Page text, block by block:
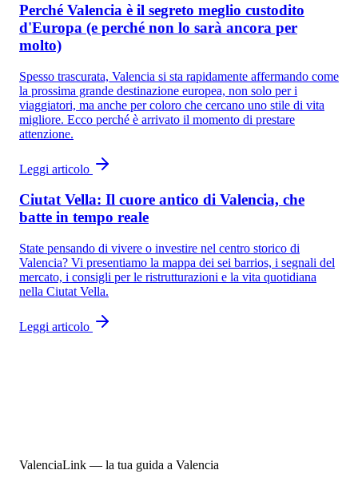
Perché Valencia è il segreto meglio custodito
d'Europa (e perché non lo sarà ancora per
molto)
Spesso trascurata, Valencia si sta rapidamente affermando come
la prossima grande destinazione europea, non solo per i
viaggiatori, ma anche per coloro che cercano uno stile di vita
migliore. Ecco perché è arrivato il momento di prestare
attenzione.
Leggi articolo
Ciutat Vella: Il cuore antico di Valencia, che
batte in tempo reale
State pensando di vivere o investire nel centro storico di
Valencia? Vi presentiamo la mappa dei sei barrios, i segnali del
mercato, i consigli per le ristrutturazioni e la vita quotidiana
nella Ciutat Vella.
Leggi articolo
ValenciaLink — la tua guida a Valencia